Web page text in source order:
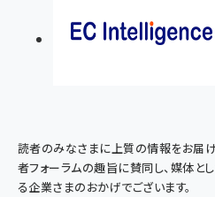
読者のみなさまに上質の情報をお届け
者フォーラムの趣旨に賛同し、媒体と
る企業さまのおかげでございます。